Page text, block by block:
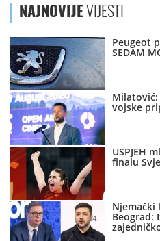
NAJNOVIJEVIJESTI
Peugeot
SEDAM
Milatović:
vojske
USPJEH
finalu
Njemački
Beograd: